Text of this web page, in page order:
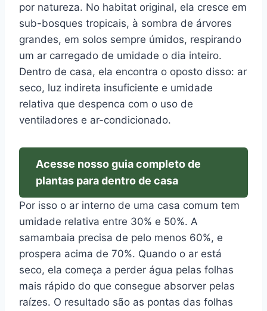
por natureza. No habitat original, ela cresce em
sub-bosques tropicais, à sombra de árvores
grandes, em solos sempre úmidos, respirando
um ar carregado de umidade o dia inteiro.
Dentro de casa, ela encontra o oposto disso: ar
seco, luz indireta insuficiente e umidade
relativa que despenca com o uso de
ventiladores e ar-condicionado.
Acesse nosso guia completo de
plantas para dentro de casa
Por isso o ar interno de uma casa comum tem
umidade relativa entre 30% e 50%. A
samambaia precisa de pelo menos 60%, e
prospera acima de 70%. Quando o ar está
seco, ela começa a perder água pelas folhas
mais rápido do que consegue absorver pelas
raízes. O resultado são as pontas das folhas